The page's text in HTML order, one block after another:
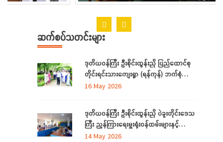
ဆက်စပ်သတင်းများ
ဒုတိယဝန်ကြီး ဦးစိုင်းထွန်းညို ပြည်ထောင်စု
တိုင်းရင်းသားကျေးရွာ (ရန်ကုန်) ဘက်စုံ
အဆင့် မြှင့်တင်ရေး ကြည့်ရှုစစ်ဆေး
16 May 2026
ဒုတိယဝန်ကြီး ဦးစိုင်းထွန်းညို ပဲခူးတိုင်းဒေသ
ကြီး ညွှန်ကြားရေးမှူးရုံးဝန်ထမ်းများနှင့်
တွေ့ဆုံ
14 May 2026